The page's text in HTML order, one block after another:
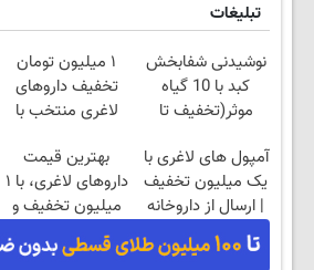
تبلیغات
نوشیدنی شفابخش
کبد با 10 گیاه
موثر(تخفیف تا
۱ میلیون تومان
تخفیف داروهای
لاغری منتخب با
نزدیکت
آمپول های لاغری با
یک میلیون تخفیف
| ارسال از داروخانه
های معتبر
بهترین قیمت
داروهای لاغری، با ۱
میلیون تخفیف و
ارسال از داروخانه‌